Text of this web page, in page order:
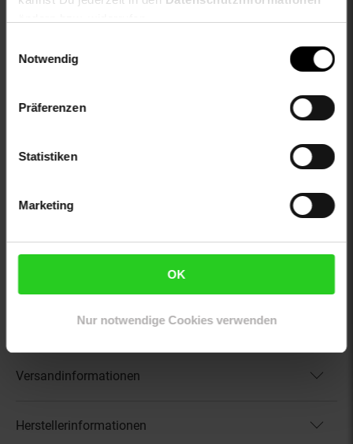
Notwendig
Präferenzen
Statistiken
Marketing
OK
Nur notwendige Cookies verwenden
otto-optik: unifarben
proftextilpflege: Keine chemische Reinigung möglich
zweites-aussenmaterial: 100% not_applicable
limango-size: 104
Artikel gehört zur Kategorie:Mädchen
Versandinformationen
Herstellerinformationen